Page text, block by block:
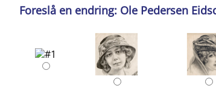
Foreslå en endring: Ole Pedersen